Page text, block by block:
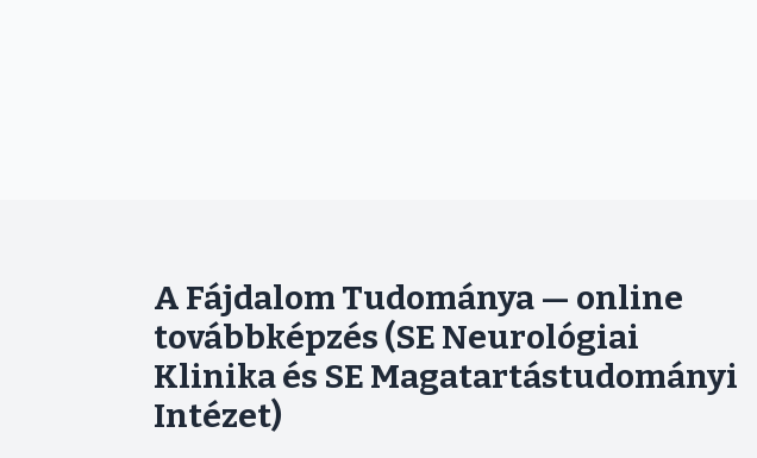
A Fájdalom Tudománya — online
továbbképzés (SE Neurológiai
Klinika és SE Magatartástudományi
Intézet)